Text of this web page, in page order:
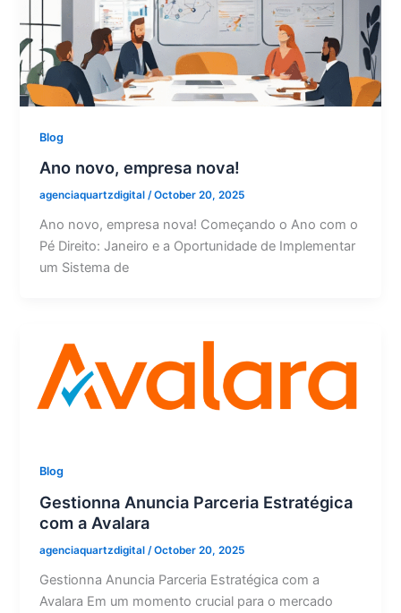
Blog
Ano novo, empresa nova!
agenciaquartzdigital/October 20, 2025
Ano novo, empresa nova! Começando o Ano com o
Pé Direito: Janeiro e a Oportunidade de Implementar
um Sistema de
Blog
Gestionna Anuncia Parceria Estratégica
com a Avalara
agenciaquartzdigital /October 20, 2025
Gestionna Anuncia Parceria Estratégica com a
Avalara Em um momento crucial para o mercado